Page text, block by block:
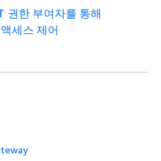
권한 부여자를 통해
세스 제어